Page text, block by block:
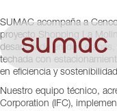
SUMAC acompaña a
proyecto Shopping La
desarrollado en dos
techada con
en eficiencia y
Nuestro equipo técnico,
Corporation (IFC),